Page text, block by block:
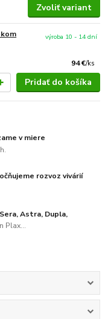
Zvoliť variant
94 €/ks
výroba 10 - 14 dní
Pridať do košíka
v miere
rozvoz vivárií
Astra, Dupla,
Plax...